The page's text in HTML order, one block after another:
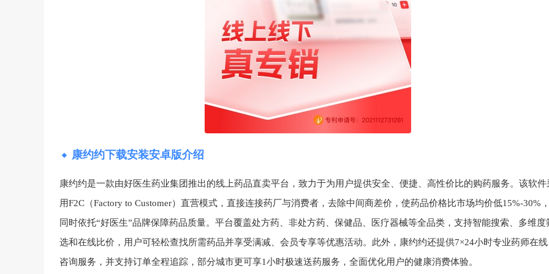
康约约下载安装安卓版介绍
康约约是一款由好医生药业集团推出的线上药品直卖平台，致力于为用户提供安全、便捷、高性价比的购药服务‌。该软件
用F2C（Factory to Customer）直营模式，直接连接药厂与消费者，去除中间商差价，使药品价格比市场均价低15%-30%，
同时依托“好医生”品牌保障药品质量。平台覆盖处方药、非处方药、保健品、医疗器械等全品类，支持智能搜索、多维度
选和在线比价，用户可轻松查找所需药品并享受满减、会员专享等优惠活动。此外，康约约还提供7×24小时专业药师在线
咨询服务，并支持订单全程追踪，部分城市更可享1小时极速送药服务，全面优化用户的健康消费体验。